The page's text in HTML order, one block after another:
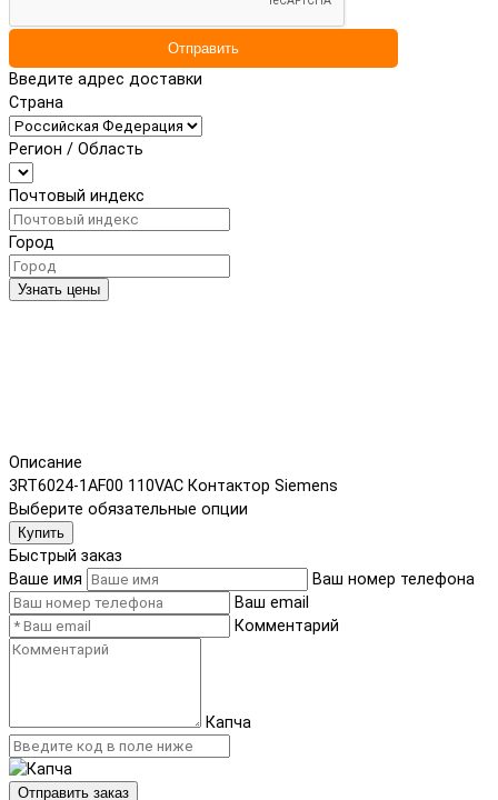
Отправить
Введите адрес доставки
Страна
Регион / Область
Почтовый индекс
Город
Узнать цены
Описание
3RT6024-1AF00 110VAC Контактор Siemens
Выберите обязательные опции
Купить
Быстрый заказ
Ваше имя
Ваш номер телефона
Ваш email
Комментарий
Капча
Отправить заказ